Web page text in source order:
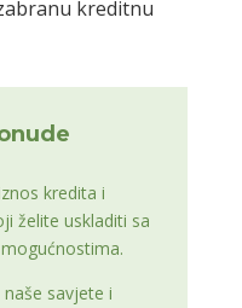
kreditnu
kredita i
želite uskladiti sa
savjete i